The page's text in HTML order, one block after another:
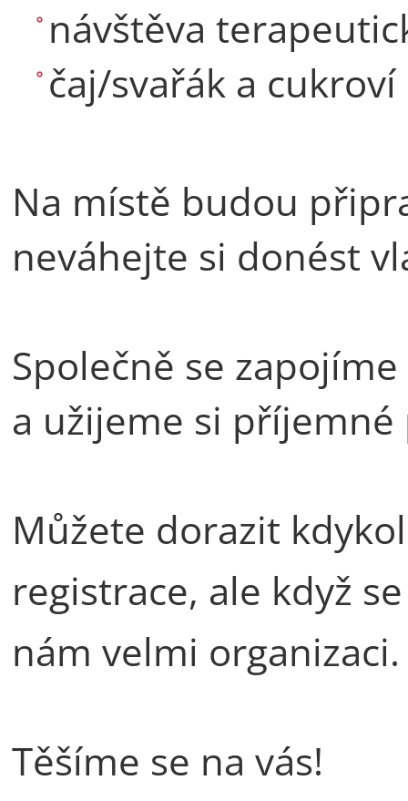
návštěva
čaj/svařák a cukroví
Na místě budou
neváhejte si donést
Společně se
a užijeme si
Můžete dorazit
registrace, ale když
nám velmi organizaci.
Těšíme se na vás!